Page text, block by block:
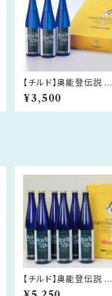
【チルド】奥能登伝説 50
0ml×3本セット
¥3,500
【チルド】奥能登伝説 50
0ml×6本セット